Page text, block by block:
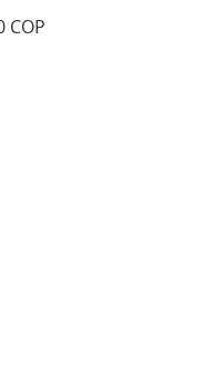
COP